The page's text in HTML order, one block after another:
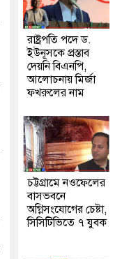
রাষ্ট্রপতি পদে ড.
ইউনূসকে প্রস্তাব
দেয়নি বিএনপি,
আলোচনায় মির্জা
ফখরুলের নাম
চট্টগ্রামে নওফেলের
বাসভবনে
অগ্নিসংযোগের চেষ্টা,
সিসিটিভিতে ৭ যুবক